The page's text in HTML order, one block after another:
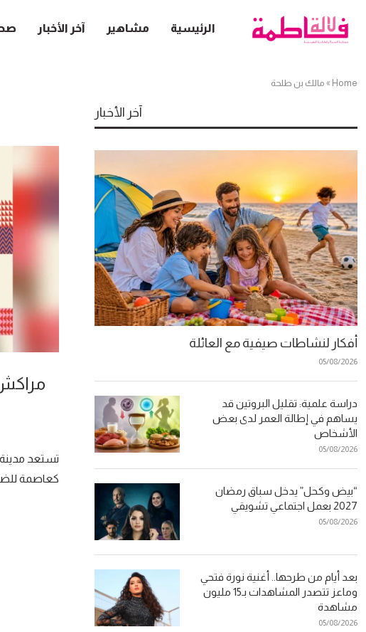
الرئيسية مشاهير آخر الأخبار
Home
» مالك بن طلحة
تستعد
كعاصمة
آخر الأخبار
أفكار لنشاطات صيفية مع العائلة
05/08/2026
دراسة علمية: تقليل البروتين قد
يساهم في إطالة العمر لدى بعض
الأشخاص
05/08/2026
“بيض وكحل” يدخل سباق رمضان
2027 بعمل اجتماعي تشويقي
05/08/2026
بعد أيام من طرحها.. أغنية نورة فتحي
وماعز تتصدر المشاهدات بـ15 مليون
مشاهدة
05/08/2026